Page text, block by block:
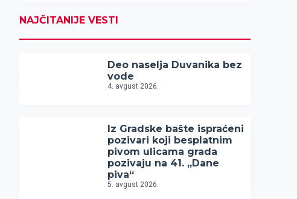
NAJČITANIJE VESTI
Deo naselja Duvanika bez
vode
4. avgust 2026.
Iz Gradske bašte ispraćeni
pozivari koji besplatnim
pivom ulicama grada
pozivaju na 41. „Dane
piva“
5. avgust 2026.